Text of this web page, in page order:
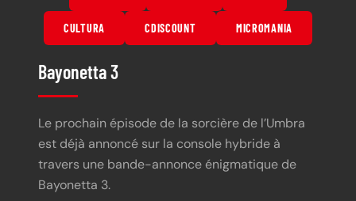
CULTURA CDISCOUNT MICROMANIA
Bayonetta 3
Le prochain épisode de la sorcière de l’Umbra
est déjà annoncé sur la console hybride à
travers une bande-annonce énigmatique de
Bayonetta 3.